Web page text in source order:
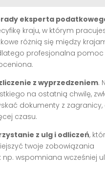
eksperta
kraju, w którym
różnią się między
profesjonalna
z wyprzedzeniem.
na ostatnią chwilę,
dokumenty z zagranicy,
czasu.
z ulg i odliczeń,
twoje zobowiązania
np. wspomniana wcześniej